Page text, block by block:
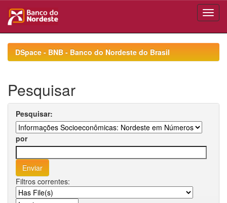
navigationDSpace - BNB - Banco do Nordeste do Brasil
Pesquisar
Pesquisar:
por
Filtros correntes: